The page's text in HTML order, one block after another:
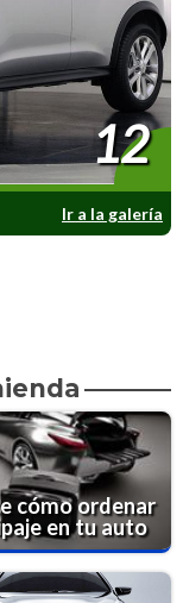
Ir a la galería
12
cómo ordenar
en tu auto